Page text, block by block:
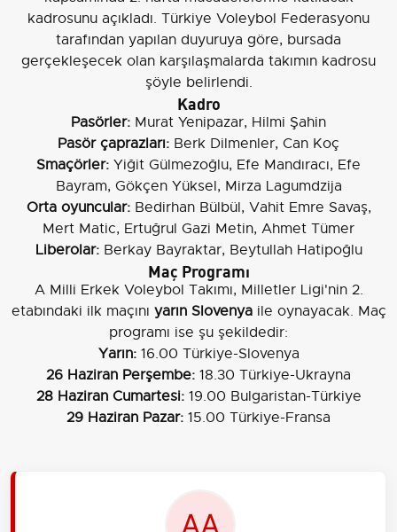
kadrosunu açıkladı. Türkiye Voleybol Federasyonu
tarafından yapılan duyuruya göre, bursada
gerçekleşecek olan karşılaşmalarda takımın kadrosu
şöyle belirlendi.
Kadro
Pasörler: Murat Yenipazar, Hilmi Şahin
Pasör çaprazları: Berk Dilmenler, Can Koç
Smaçörler: Yiğit Gülmezoğlu, Efe Mandıracı, Efe
Bayram, Gökçen Yüksel, Mirza Lagumdzija
Orta oyuncular:Bedirhan Bülbül, Vahit Emre Savaş,
Mert Matic, Ertuğrul Gazi Metin, Ahmet Tümer
Liberolar:Berkay Bayraktar, Beytullah Hatipoğlu
Maç Programı
A Milli Erkek Voleybol Takımı, Milletler Ligi'nin 2.
etabındaki ilk maçını yarın Slovenyaile oynayacak. Maç
programı ise şu şekildedir:
Yarın:16.00 Türkiye-Slovenya
26 Haziran Perşembe: 18.30 Türkiye-Ukrayna
28 Haziran Cumartesi:19.00 Bulgaristan-Türkiye
29 Haziran Pazar: 15.00 Türkiye-Fransa